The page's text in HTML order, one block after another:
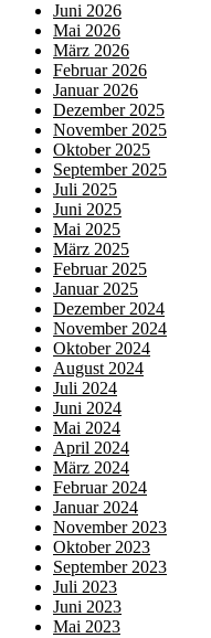
Juni 2026
Mai 2026
März 2026
Februar 2026
Januar 2026
Dezember 2025
November 2025
Oktober 2025
September 2025
Juli 2025
Juni 2025
Mai 2025
März 2025
Februar 2025
Januar 2025
Dezember 2024
November 2024
Oktober 2024
August 2024
Juli 2024
Juni 2024
Mai 2024
April 2024
März 2024
Februar 2024
Januar 2024
November 2023
Oktober 2023
September 2023
Juli 2023
Juni 2023
Mai 2023